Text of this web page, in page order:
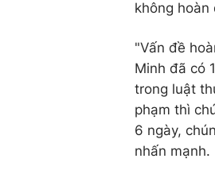
không hoàn
"Vấn đề
Minh đã có
trong luật
phạm thì
6 ngày,
nhấn mạnh.